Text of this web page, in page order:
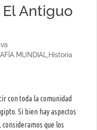
Antiguo
MUNDIAL,Historia
con toda la comunidad
Si bien hay aspectos
que los